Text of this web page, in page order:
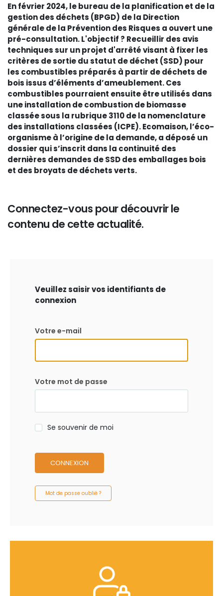
En février 2024, le bureau de la planification et de la
gestion des déchets (BPGD) de la Direction
générale de la Prévention des Risques a ouvert une
pré-consultation. L'objectif ? Recueillir des avis
techniques sur un projet d'arrêté visant à fixer les
critères de sortie du statut de déchet (SSD) pour
les combustibles préparés à partir de déchets de
bois issus d’éléments d’ameublement. Ces
combustibles pourraient ensuite être utilisés dans
une installation de combustion de biomasse
classée sous la rubrique 3110 de la nomenclature
des installations classées (ICPE). Ecomaison, l’éco-
organisme à l’origine de la demande, a déposé un
dossier qui s’inscrit dans la continuité des
dernières demandes de SSD des emballages bois
et des broyats de déchets verts.
Connectez-vous pour découvrir le
contenu de cette actualité.
Veuillez saisir vos identifiants de
connexion
Votre e-mail
Votre mot de passe
Se souvenir de moi
CONNEXION
Mot de passe oublié ?